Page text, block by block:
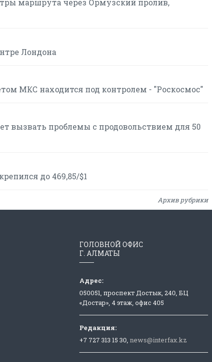
маршрута через Ормузский пролив,
Лондона
МКС находится под контролем - "Роскосмос"
вызвать проблемы с продовольствием для 50
до 469,85/$1
Архив рубрики
ГОЛОВНОЙ ОФИС
Г. АЛМАТЫ
Адрес:
050051, проспект Достык, 240, БЦ
«Достар», 4 этаж, офис 405
Редакция:
+7 727 313 15 30, news@interfax.kz